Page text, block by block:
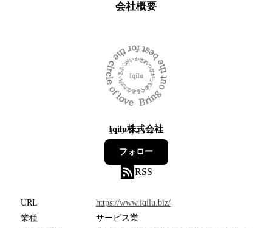
会社概要
Iqilu株式会社
11フォロワー
フォロー
RSS
URL
https://www.iqilu.biz/
業種
サービス業